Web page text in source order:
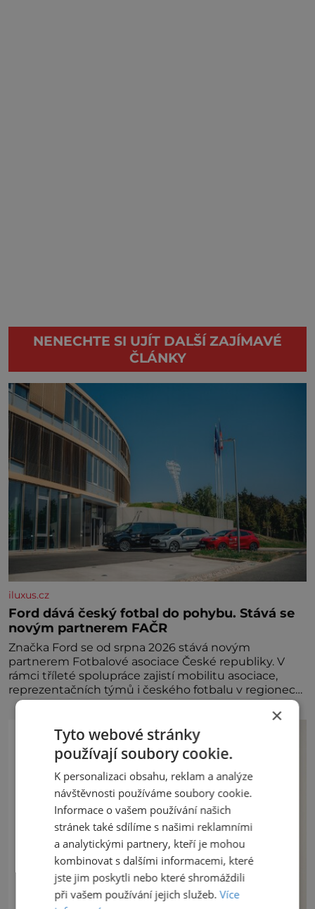
NENECHTE SI UJÍT DALŠÍ ZAJÍMAVÉ
ČLÁNKY
iluxus.cz
Ford dává český fotbal do pohybu. Stává se
novým partnerem FAČR
Značka Ford se od srpna 2026 stává novým
partnerem Fotbalové asociace České republiky. V
rámci tříleté spolupráce zajistí mobilitu asociace,
reprezentačních týmů i českého fotbalu v regionech.
Partner
×
Tyto webové stránky
používají soubory cookie.
K personalizaci obsahu, reklam a analýze
návštěvnosti používáme soubory cookie.
Informace o vašem používání našich
stránek také sdílíme s našimi reklamními
a analytickými partnery, kteří je mohou
kombinovat s dalšími informacemi, které
jste jim poskytli nebo které shromáždili
při vašem používání jejich služeb.Více